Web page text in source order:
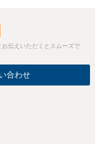
伝えいただくとスムーズで
合わせ